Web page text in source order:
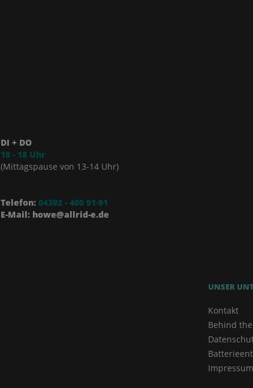
DI + DO
10 - 18 Uhr
(Mittagspause von 13-14 Uhr)
Telefon: 04392 - 400 91-91
E-Mail: howe@allrid-e.de
UNSER
Kontakt
Behind
Impressum